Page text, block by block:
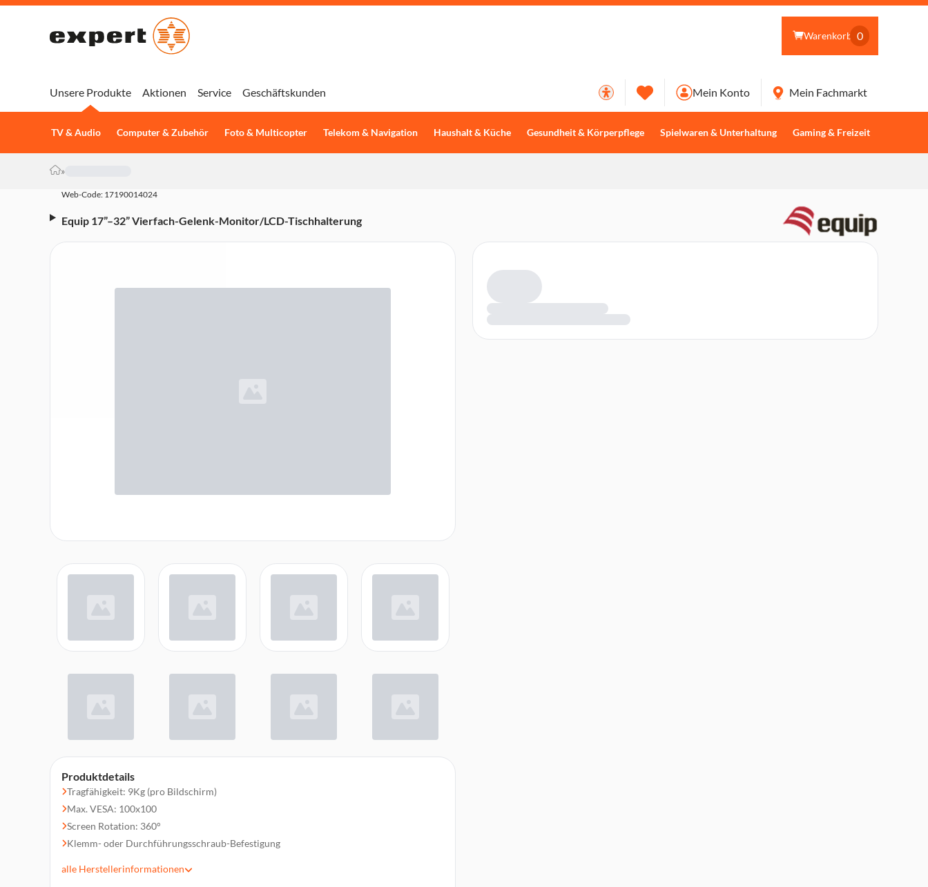
Warenkorb 0
Unsere Produkte
TV & Audio Computer & Zubehör Foto & Multicopter Telekom & Navigation Haushalt & Küche Gesundheit & Körperpflege Spielwaren & Unterhaltung Gaming & Freizeit
Aktionen Service Geschäftskunden Mein Konto Mein Fachmarkt
»
Web-Code: 17190014024
Equip 17”–32” Vierfach-Gelenk-Monitor/LCD-Tischhalterung
Produktdetails
Tragfähigkeit: 9Kg (pro Bildschirm)
Max. VESA: 100x100
Screen Rotation: 360°
Klemm- oder Durchführungsschraub-Befestigung
alle Herstellerinformationen